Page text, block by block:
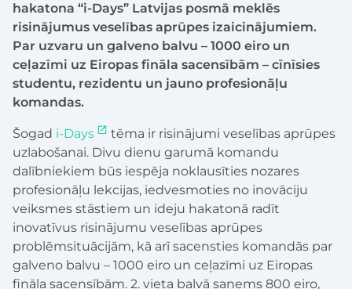
hakatona “i-Days” Latvijas posmā meklēs
risinājumus veselības aprūpes izaicinājumiem.
Par uzvaru un galveno balvu – 1000 eiro un
ceļazīmi uz Eiropas fināla sacensībām – cīnīsies
studentu, rezidentu un jauno profesionāļu
komandas.
Šogad i-Days
tēma ir risinājumi veselības aprūpes
uzlabošanai. Divu dienu garumā komandu
dalībniekiem būs iespēja noklausīties nozares
profesionāļu lekcijas, iedvesmoties no inovāciju
veiksmes stāstiem un ideju hakatonā radīt
inovatīvus risinājumu veselības aprūpes
problēmsituācijām, kā arī sacensties komandās par
galveno balvu – 1000 eiro un ceļazīmi uz Eiropas
fināla sacensībām. 2. vieta balvā saņems 800 eiro,